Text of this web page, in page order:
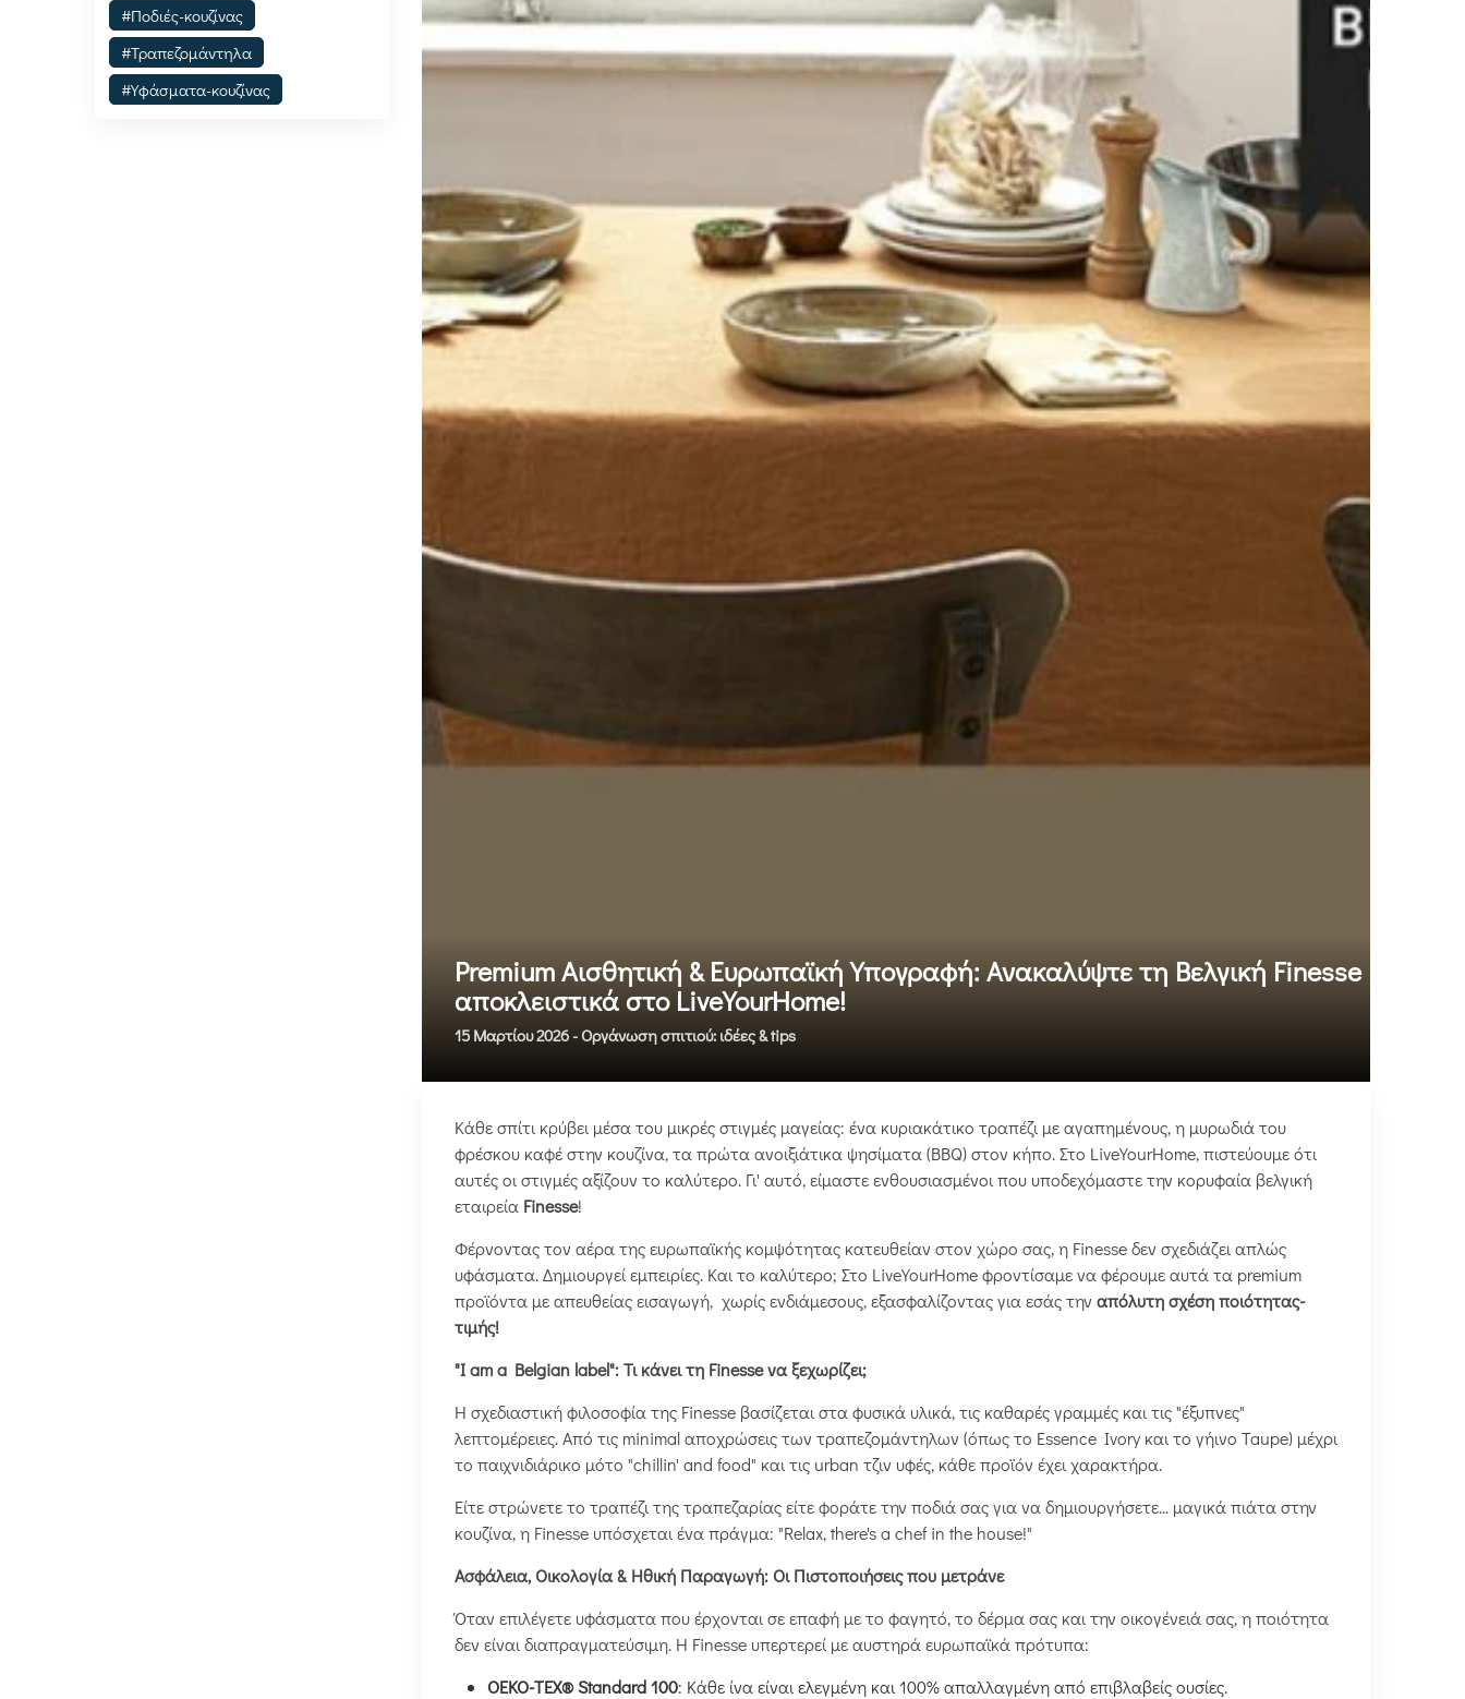
#Ποδιές-κουζίνας
#Τραπεζομάντηλα
#Υφάσματα-κουζίνας
Premium Αισθητική & Ευρωπαϊκή Υπογραφή: Ανακαλύψτε τη Βελγική Finesse
αποκλειστικά στο LiveYourHome!
15 Μαρτίου 2026 -Οργάνωση σπιτιού: ιδέες & tips
Κάθε σπίτι κρύβει μέσα του μικρές στιγμές μαγείας: ένα κυριακάτικο τραπέζι με αγαπημένους, η μυρωδιά του
φρέσκου καφέ στην κουζίνα, τα πρώτα ανοιξιάτικα ψησίματα (BBQ) στον κήπο. Στο LiveYourHome, πιστεύουμε ότι
αυτές οι στιγμές αξίζουν το καλύτερο. Γι' αυτό, είμαστε ενθουσιασμένοι που υποδεχόμαστε την κορυφαία βελγική
εταιρεία Finesse!
Φέρνοντας τον αέρα της ευρωπαϊκής κομψότητας κατευθείαν στον χώρο σας, η Finesse δεν σχεδιάζει απλώς
υφάσματα. Δημιουργεί εμπειρίες. Και το καλύτερο; Στο LiveYourHome φροντίσαμε να φέρουμε αυτά τα premium
προϊόντα με απευθείας εισαγωγή, χωρίς ενδιάμεσους, εξασφαλίζοντας για εσάς την απόλυτη σχέση ποιότητας-
τιμής!
"I am a Belgian label": Τι κάνει τη Finesse να ξεχωρίζει;
Η σχεδιαστική φιλοσοφία της Finesse βασίζεται στα φυσικά υλικά, τις καθαρές γραμμές και τις "έξυπνες"
λεπτομέρειες. Από τις minimal αποχρώσεις των τραπεζομάντηλων (όπως το Essence Ivory και το γήινο Taupe) μέχρι
το παιχνιδιάρικο μότο "chillin' and food" και τις urban τζιν υφές, κάθε προϊόν έχει χαρακτήρα.
Είτε στρώνετε το τραπέζι της τραπεζαρίας είτε φοράτε την ποδιά σας για να δημιουργήσετε... μαγικά πιάτα στην
κουζίνα, η Finesse υπόσχεται ένα πράγμα: "Relax, there's a chef in the house!"
Ασφάλεια, Οικολογία & Ηθική Παραγωγή: Οι Πιστοποιήσεις που μετράνε
Όταν επιλέγετε υφάσματα που έρχονται σε επαφή με το φαγητό, το δέρμα σας και την οικογένειά σας, η ποιότητα
δεν είναι διαπραγματεύσιμη. Η Finesse υπερτερεί με αυστηρά ευρωπαϊκά πρότυπα:
OEKO-TEX® Standard 100: Κάθε ίνα είναι ελεγμένη και 100% απαλλαγμένη από επιβλαβείς ουσίες.